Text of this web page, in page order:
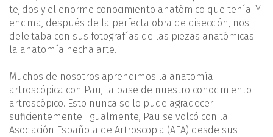
tejidos y el enorme conocimiento anatómico que tenía. Y
encima, después de la perfecta obra de disección, nos
deleitaba con sus fotografías de las piezas anatómicas:
la anatomía hecha arte.
Muchos de nosotros aprendimos la anatomía
artroscópica con Pau, la base de nuestro conocimiento
artroscópico. Esto nunca se lo pude agradecer
suficientemente. Igualmente, Pau se volcó con la
Asociación Española de Artroscopia (AEA) desde sus